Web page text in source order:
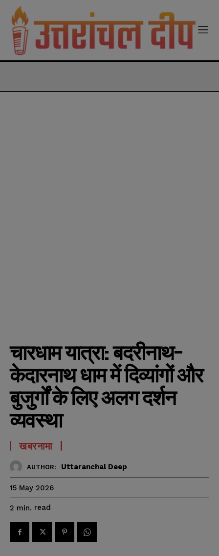
चारधाम यात्रा: बदरीनाथ-
केदारनाथ धाम में दिव्यांगों और
बुजुर्गों के लिए अलग दर्शन
व्यवस्था
खबरनामा
AUTHOR: Uttaranchal Deep
15 May 2026
2 min. read